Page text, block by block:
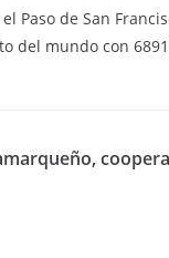
de San
del mundo con